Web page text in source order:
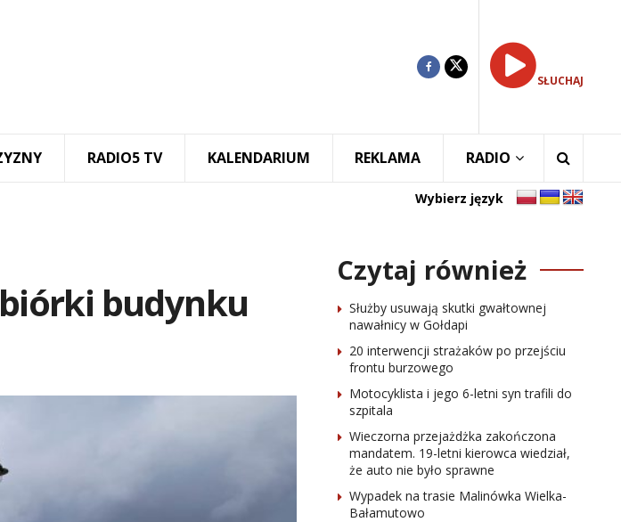
SŁUCHAJ
RADIO5 TV KALENDARIUM REKLAMA RADIO
Wybierz język
budynku
Czytaj również
Służby usuwają skutki gwałtownej
nawałnicy w Gołdapi
20 interwencji strażaków po przejściu
frontu burzowego
Motocyklista i jego 6-letni syn trafili do
szpitala
Wieczorna przejażdżka zakończona
mandatem. 19-letni kierowca wiedział,
że auto nie było sprawne
Wypadek na trasie Malinówka Wielka-
Bałamutowo